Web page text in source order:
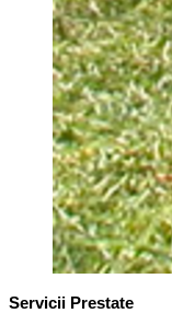
Servicii Prestate